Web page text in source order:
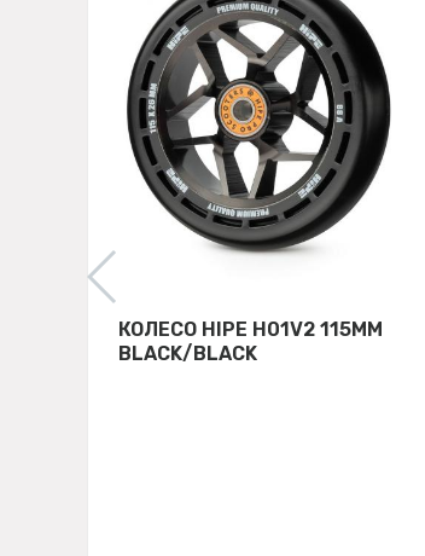
КОЛЕСО HIPE H01V2 115ММ
BLACK/BLACK